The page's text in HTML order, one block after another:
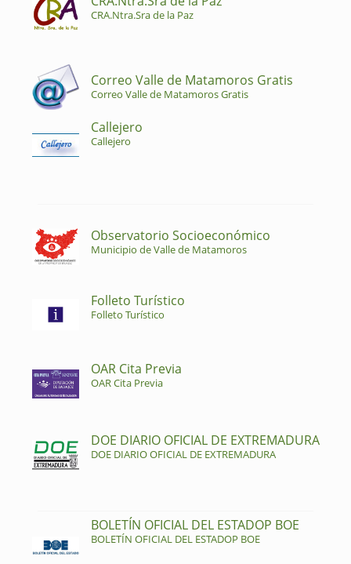
CRA.Ntra.Sra de la Paz
Correo Valle de Matamoros Gratis
Correo Valle de Matamoros Gratis
Callejero
Callejero
Observatorio Socioeconómico
Municipio de Valle de Matamoros
Folleto Turístico
Folleto Turístico
OAR Cita Previa
OAR Cita Previa
DOE DIARIO OFICIAL DE EXTREMADURA
DOE DIARIO OFICIAL DE EXTREMADURA
BOLETÍN OFICIAL DEL ESTADOP BOE
BOLETÍN OFICIAL DEL ESTADOP BOE